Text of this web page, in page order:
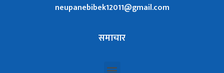
neupanebibek12011@gmail.com
समाचार